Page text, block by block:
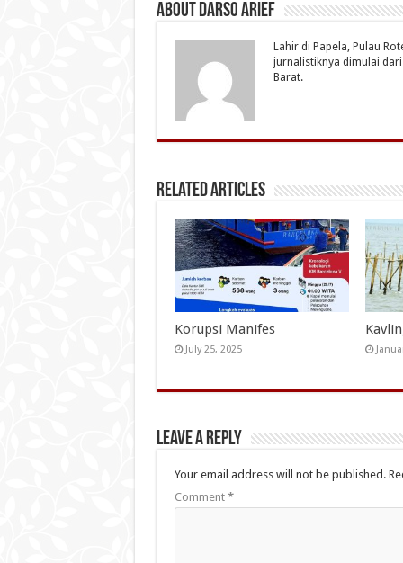
About Darso Arief
Lahir di Papela, Pulau
jurnalistiknya dimulai dari
Barat.
Related Articles
Korupsi Manifes
July 25, 2025
Leave a Reply
Your email address will not be published.
Comment *